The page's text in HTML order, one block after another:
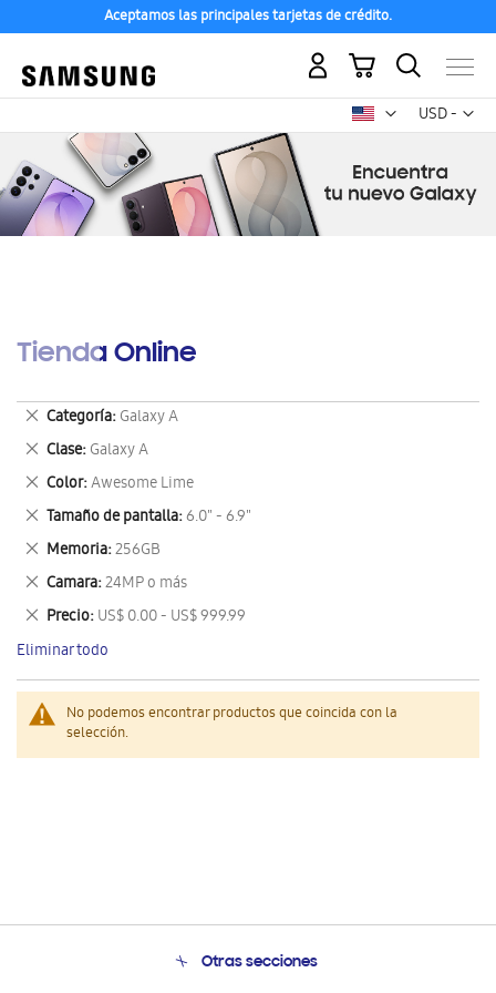
Aceptamos las principales tarjetas de crédito.
USD -
dólar
Mi carrito
Tienda Online
No podemos encontrar productos que coincida con la
selección.
Categoría Galaxy A
Eliminar
este
artículo
Clase Galaxy A
Eliminar
este
artículo
Color Awesome Lime
Eliminar
este
artículo
Tamaño de pantalla 6.0" - 6.9"
Eliminar
este
artículo
Memoria 256GB
Eliminar
este
artículo
Camara 24MP o más
Eliminar
este
artículo
Precio US$ 0.00 - US$ 999.99
Eliminar
este
artículo
Eliminar todo
Otras secciones